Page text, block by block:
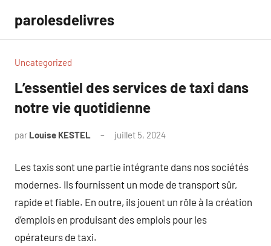
contenu
parolesdelivres
Uncategorized
L’essentiel des services de taxi dans
notre vie quotidienne
par Louise KESTEL juillet 5, 2024
Les taxis sont une partie intégrante dans nos sociétés
modernes. Ils fournissent un mode de transport sûr,
rapide et fiable. En outre, ils jouent un rôle à la création
d’emplois en produisant des emplois pour les
opérateurs de taxi.